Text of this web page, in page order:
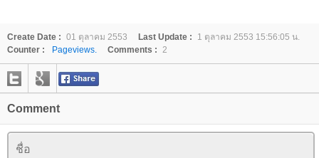
Create Date : 01 ตุลาคม 2553 Last Update :
1 ตุลาคม 2553 15:56:05 น.
Counter :
Pageviews. Comments : 2
Comment